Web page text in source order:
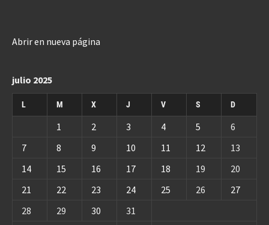
Abrir en nueva página
julio 2025
L M X J V S D
1 2 3 4 5
6
7
8 9 10 11 12
13
14
15 16 17 18 19
20
21
22 23 24 25 26
27
28
29 30 31